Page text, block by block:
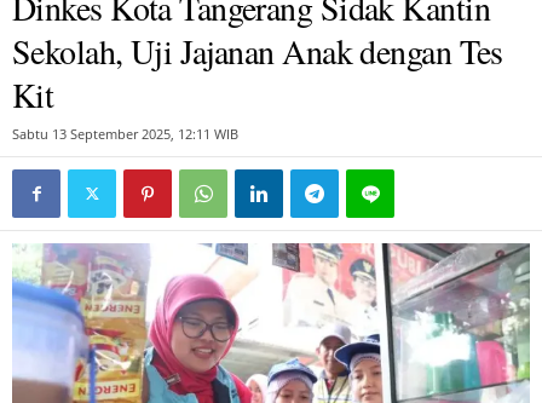
Sekolah, Uji Jajanan Anak dengan Tes
Kit
Sabtu 13 September 2025, 12:11 WIB